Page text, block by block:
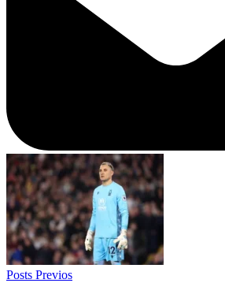
Posts Previos